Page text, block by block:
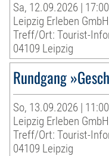
Sa, 12.09.2026 |
Leipzig Erleben GmbH
Treff/Ort: Tourist-
04109 Leipzig
Rundgang
So, 13.09.2026 |
Leipzig Erleben GmbH
Treff/Ort: Tourist-
04109 Leipzig